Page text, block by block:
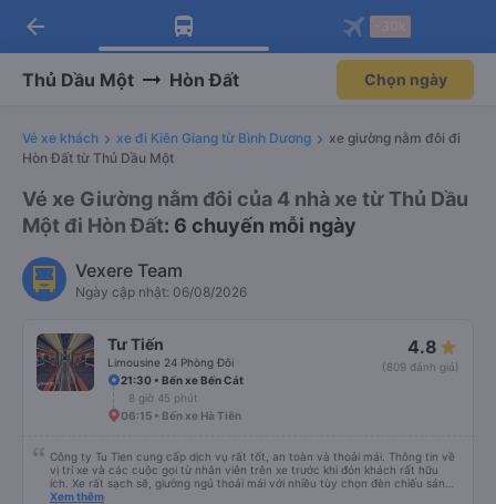
Tải app Vexere ngay!
Nhận ưu đãi thành viên độc
Mở app
Tải app Vexere
-30k/ghế khi đặt vé máy bay qua
Mở app
arrow_back
Thủ Dầu Một Hòn Đất Chọn ngày
Vé xe khách xe đi Kiên Giang từ Bình Dương
xe giường nằm đôi đi
Hòn Đất từ Thủ Dầu Một
Vé xe Giường nằm đôi của 4 nhà xe từ Thủ Dầu
Một đi Hòn Đất: 6 chuyến mỗi ngày
Vexere Team
Ngày cập nhật: 06/08/2026
Tư Tiến
Limousine 24 Phòng Đôi
4.8
(809 đánh giá)
21:30 • Bến xe Bến Cát
8 giờ 45 phút
06:15 • Bến xe Hà Tiên
Công ty Tu Tien cung cấp dịch vụ rất tốt, an toàn và thoải mái. Thông tin về
vị trí xe và các cuộc gọi từ nhân viên trên xe trước khi đón khách rất hữu
ích. Xe rất sạch sẽ, giường ngủ thoải mái với nhiều tùy chọn đèn chiếu sáng
và cổng USB được đặt ở vị trí thuận tiện. Nhân viên rất lịch sự và xe đến
Xem thêm